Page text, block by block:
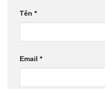
Tên *
Email *